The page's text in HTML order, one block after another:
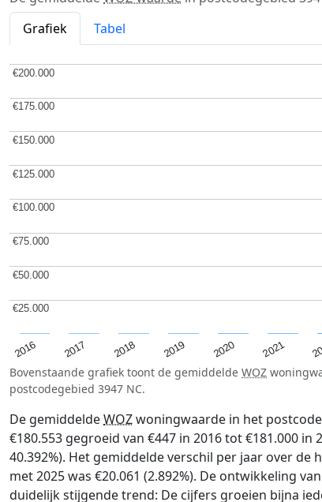
Grafiek
Tabel
2016 2017 2018 2019 2020 2021
€25.000
€25.000
€50.000
€50.000
€75.000
€75.000
€100.000
€100.000
€125.000
€125.000
€150.000
€150.000
€175.000
€175.000
€200.000
€200.000
Bovenstaande grafiek toont de gemiddelde WOZ
postcodegebied 3947 NC.
De gemiddeldeWOZwoningwaarde in het
€180.553 gegroeid van €447 in 2016 tot €181.000 in
40.392%). Het gemiddelde verschil per jaar over de
met 2025 was €20.061 (2.892%). De ontwikkeling
duidelijk stijgende trend: De cijfers groeien bijna